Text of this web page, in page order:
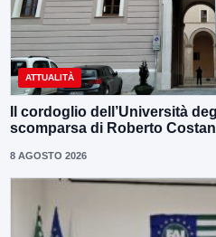
ATTUALITÀ
Il cordoglio dell’Università
scomparsa di Roberto
8 AGOSTO 2026